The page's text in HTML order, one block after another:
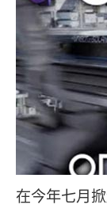
在今年七月